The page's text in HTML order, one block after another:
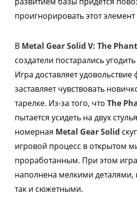
проигнорировать этот
В Metal Gear Solid V: The
создатели постарались
Игра доставляет
заставляет чувствовать
тарелке. Из-за того, что The
пытается усидеть на двух
номерная Metal Gear Solid
игровой процесс в открытом
проработанным. При этом
наполнена мелкими деталями,
так и сюжетными.